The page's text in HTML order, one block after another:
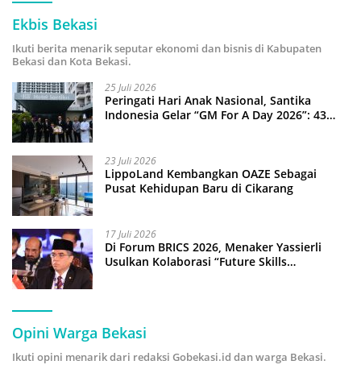
Ekbis Bekasi
Ikuti berita menarik seputar ekonomi dan bisnis di Kabupaten
Bekasi dan Kota Bekasi.
25 Juli 2026
Peringati Hari Anak Nasional, Santika
Indonesia Gelar “GM For A Day 2026”: 43
23 Juli 2026
LippoLand Kembangkan OAZE Sebagai
Pusat Kehidupan Baru di Cikarang
17 Juli 2026
Di Forum BRICS 2026, Menaker Yassierli
Usulkan Kolaborasi “Future Skills
Opini Warga Bekasi
Ikuti opini menarik dari redaksi Gobekasi.id dan warga Bekasi.